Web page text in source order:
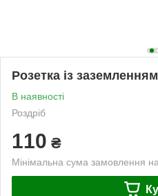
Розетка із
В наявності
Роздріб
110 ₴
Мінімальна сума замовлення